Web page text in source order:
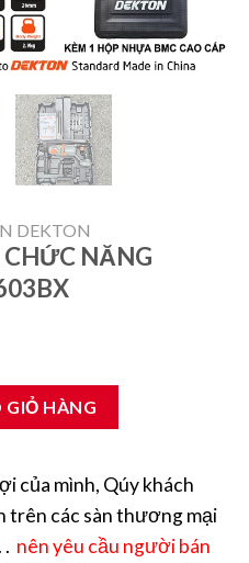
DEKTON
NĂNG
DEKTON M21-RH2603BX số
GIỎ HÀNG
của mình, Qúy khách
trên các sàn thương mại
. nên yêu cầu người bán